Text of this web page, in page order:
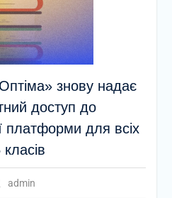
знову надає
доступ до
платформи для всіх
admin